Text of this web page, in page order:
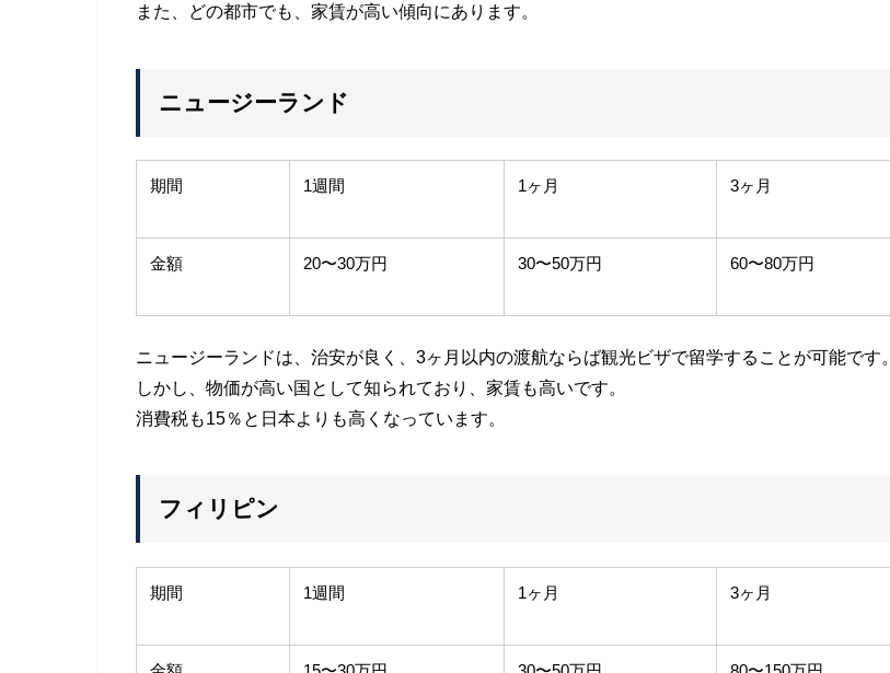
また、どの都市でも、家賃が高い傾向にあります。
ニュージーランド
期間 1週間 1ヶ月 3ヶ月
金額 20〜30万円 30〜50万円 60〜80万円
ニュージーランドは、治安が良く、3ヶ月以内の渡航ならば観光ビザで留学することが可能です。
しかし、物価が高い国として知られており、家賃も高いです。
消費税も15％と日本よりも高くなっています。
フィリピン
期間 1週間 1ヶ月 3ヶ月